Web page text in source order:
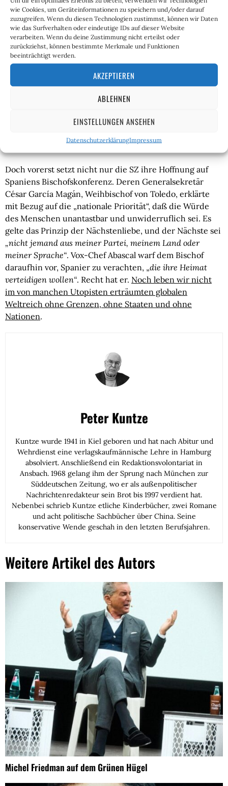
wie Cookies, um Geräteinformationen zu speichern und/oder darauf
zuzugreifen. Wenn du diesen Technologien zustimmst, können wir Daten
wie das Surfverhalten oder eindeutige IDs auf dieser Website
verarbeiten. Wenn du deine Zustimmung nicht erteilst oder
zurückziehst, können bestimmte Merkmale und Funktionen
beeinträchtigt werden.
AKZEPTIEREN
ABLEHNEN
EINSTELLUNGEN ANSEHEN
DatenschutzerklärungImpressum
Beitragszahlungen in das Sozialsystem oder familiäre
Verwurzelung im Land. Gleichzeitig sehen die
Vereinbarungen vor, daß Personen ohne legalen
Aufenthaltsstatus in bestimmten Bereichen von
Leistungen ausgeschlossen werden können – mit
Ausnahme grundlegender Dienste. Bei Linken und
Liberalen schrillten natürlich sofort die Alarmsirenen.
Die SZ schrieb:
Wirtschaftsmacht von Rechtspopulisten mitregiert
Doch vorerst setzt nicht nur die SZ ihre Hoffnung auf
Spaniens Bischofskonferenz. Deren Generalsekretär
César García Magán, Weihbischof von Toledo, erklärte
mit Bezug auf die „nationale Priorität“, daß die Würde
des Menschen unantastbar und unwiderruflich sei. Es
gelte das Prinzip der Nächstenliebe, und der Nächste sei
„nicht jemand aus meiner Partei, meinem Land oder
meiner Sprache“. Vox-Chef Abascal warf dem Bischof
daraufhin vor, Spanier zu verachten, „die ihre Heimat
verteidigen wollen“. Recht hat er. Noch leben wir nicht
im von manchen Utopisten erträumten globalen
Weltreich ohne Grenzen, ohne Staaten und ohne
Nationen.
Peter Kuntze
Kuntze wurde 1941 in Kiel geboren und hat nach Abitur und
Wehrdienst eine verlagskaufmännische Lehre in Hamburg
absolviert. Anschließend ein Redaktionsvolontariat in
Ansbach. 1968 gelang ihm der Sprung nach München zur
Süddeutschen Zeitung, wo er als außenpolitischer
Nachrichtenredakteur sein Brot bis 1997 verdient hat.
Nebenbei schrieb Kuntze etliche Kinderbücher, zwei Romane
und acht politische Sachbücher über China. Seine
konservative Wende geschah in den letzten Berufsjahren.
Weitere Artikel des Autors
Michel Friedman auf dem Grünen Hügel